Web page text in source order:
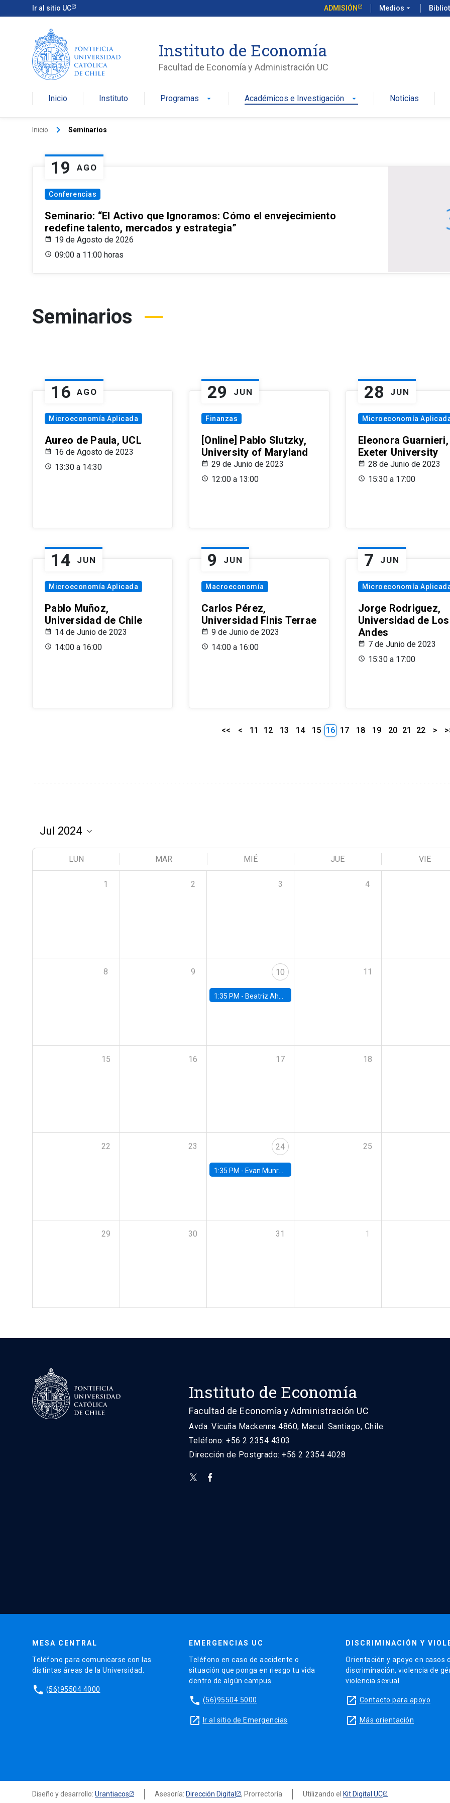
Ir al sitio UC ADMISIÓN Medios arrow_drop_down
Instituto de Economía
Facultad de Economía y Administración UC
Inicio Instituto Programas arrow_drop_down Académicos e Investigación arrow_drop_down Noticias
Inicio keyboard_arrow_right Seminarios
19 AGO
Conferencias
Seminario: “El Activo que Ignoramos: Cómo el envejecimiento
redefine talento, mercados y estrategia”
19 de Agosto de 2026
09:00 a 11:00 horas
Seminarios
16 AGO
Microeconomía Aplicada
Aureo de Paula, UCL
16 de Agosto de 2023
13:30 a 14:30
29 JUN
Finanzas
[Online] Pablo Slutzky,
University of Maryland
29 de Junio de 2023
12:00 a 13:00
28 JUN
Microeconomía
Eleonora Guarnieri,
Exeter University
28 de Junio de 2023
15:30 a 17:00
14 JUN
Microeconomía Aplicada
Pablo Muñoz,
Universidad de Chile
14 de Junio de 2023
14:00 a 16:00
9 JUN
Macroeconomía
Carlos Pérez,
Universidad Finis Terrae
9 de Junio de 2023
14:00 a 16:00
7 JUN
Microeconomía
Jorge Rodriguez,
Universidad de Los
Andes
7 de Junio de 2023
15:30 a 17:00
<< < 11 12 13 14 15 16 17 18 19 20 21 22 >
LUN MAR MIÉ JUE VIE
1 2 3 4
8 9 10
1:35 PM - Beatriz Ahumada, PhD candidate, Universidad de Pittsburgh
11
15 16 17 18
22 23 24
1:35 PM - Evan Munro, Neyman Visiting Assistant Professor in the Department of Statistics at UC Berkeley
25
29 30 31 1
Instituto de Economía
Facultad de Economía y Administración UC
Avda. Vicuña Mackenna 4860, Macul. Santiago, Chile
Teléfono: +56 2 2354 4303
Dirección de Postgrado: +56 2 2354 4028
MESA CENTRAL
Teléfono para comunicarse con las
distintas áreas de la Universidad.
phone (56)95504 4000
EMERGENCIAS UC
Teléfono en caso de accidente o
situación que ponga en riesgo tu vida
dentro de algún campus.
phone (56)95504 5000
launch Ir al sitio de Emergencias
DISCRIMINACIÓN Y
Orientación y apoyo en casos
discriminación, violencia de
violencia sexual.
launch Contacto para apoyo
launch Más orientación
Diseño y desarrollo: Urantiacos Asesoría: Dirección Digital , Prorrectoría Utilizando el Kit Digital UC